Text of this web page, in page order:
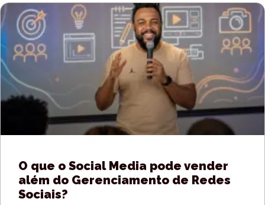
O que o Social Media pode vender
além do Gerenciamento de Redes
Sociais?